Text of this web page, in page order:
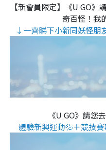
【新會員限定】《U GO
奇百怪！我
↓一齊睇下小新同妖怪朋
《U GO》請您
體驗新興運動💦＋競技